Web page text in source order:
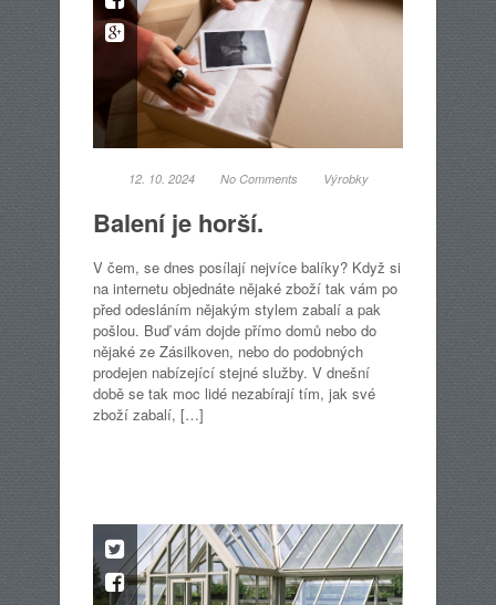
12. 10. 2024 No Comments Výrobky
Balení je horší.
V čem, se dnes posílají nejvíce balíky? Když si
na internetu objednáte nějaké zboží tak vám po
před odesláním nějakým stylem zabalí a pak
pošlou. Buď vám dojde přímo domů nebo do
nějaké ze Zásilkoven, nebo do podobných
prodejen nabízející stejné služby. V dnešní
době se tak moc lidé nezabírají tím, jak své
zboží zabalí, […]